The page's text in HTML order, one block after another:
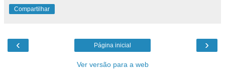
Compartilhar
‹ ›
Página inicial
Ver versão para a web